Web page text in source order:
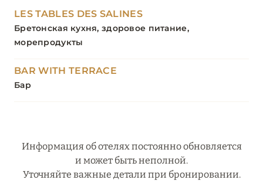
LES TABLES DES SALINES
Бретонская кухня, здоровое питание,
морепродукты
BAR WITH TERRACE
Бар
Информация об отелях постоянно обновляется
и может быть неполной.
Уточняйте важные детали при бронировании.